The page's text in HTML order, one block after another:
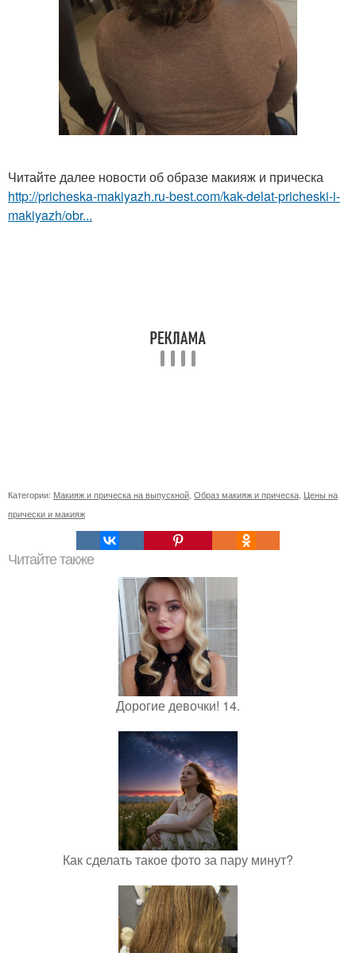
Читайте далее новости об образе макияж и прическа
http://pricheska-makiyazh.ru-best.com/kak-delat-pricheski-i-
makiyazh/obr...
Категории: Макияж и прическа на выпускной Образ макияж и прическа Цены на
прически и макияж
Читайте также
Дорогие девочки! 14.
Как сделать такое фото за пару минут?